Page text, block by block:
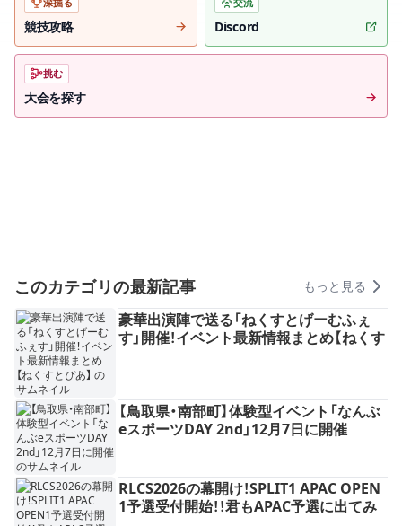
深掘る
競技攻略
交流
Discord
挑む
大会を探す
このカテゴリの最新記事 もっと見る
豪華出演陣で送る「ねくすとげーむふぇ
す」開催！イベント最新情報まとめ【ねくす
【鳥取県・南部町】体験型イベント「なんぶ
eスポーツDAY 2nd」12月7日に開催
RLCS2026の幕開け！SPLIT1 APAC OPEN
1予選受付開始！！君もAPAC予選に出てみ